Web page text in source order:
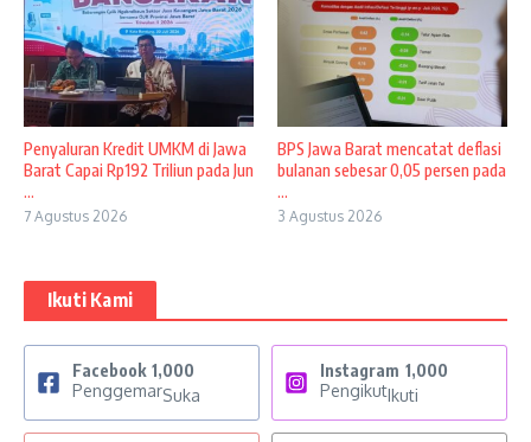
Penyaluran Kredit UMKM di Jawa
Barat Capai Rp192 Triliun pada Jun
...
7 Agustus 2026
BPS Jawa Barat mencatat deflasi
bulanan sebesar 0,05 persen pada
...
3 Agustus 2026
Ikuti Kami
Facebook 1,000
PenggemarSuka
Instagram 1,000
PengikutIkuti